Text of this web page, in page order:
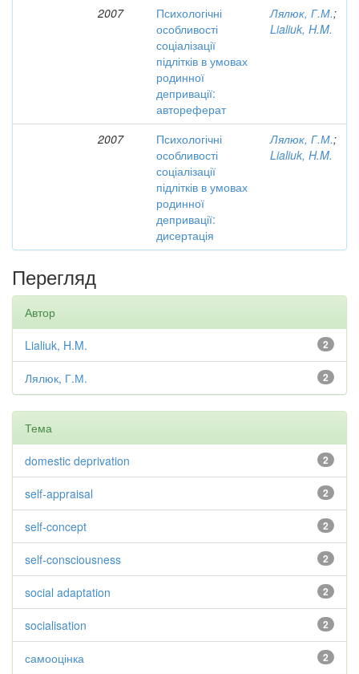
2007
Психологічні
особливості
соціалізації
підлітків в умовах
родинної
депривації:
автореферат
Лялюк, Г.М.;
Lialiuk, H.M.
2007
Психологічні
особливості
соціалізації
підлітків в умовах
родинної
депривації:
дисертація
Лялюк, Г.М.;
Lialiuk, H.M.
Перегляд
Автор
2
Lialiuk, H.M.
2
Лялюк, Г.М.
Тема
2
domestic deprivation
2
self-appraisal
2
self-concept
2
self-consciousness
2
social adaptation
2
socialisation
2
самооцінка